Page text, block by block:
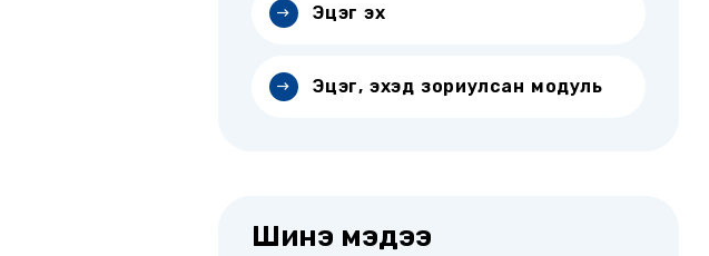
Эцэг эх
Эцэг, эхэд зориулсан модуль
Шинэ мэдээ